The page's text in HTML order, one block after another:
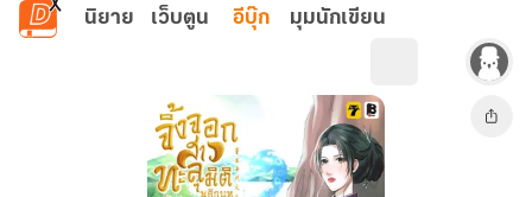
ข้ามไปยังเนื้อหาหลัก
นิยาย เว็บตูน อีบุ๊ก มุมนักเขียน